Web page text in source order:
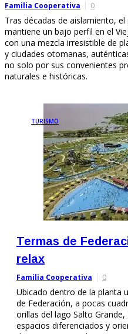
Familia Cooperativa 0
Tras décadas de aislamiento,
mantiene un bajo perfil en el
con una mezcla irresistible de
y ciudades otomanas,
no solo por sus convenientes
naturales e históricas.
TURISMO
Termas de
relax
Familia Cooperativa 0
Ubicado dentro de la planta
de Federación, a pocas
orillas del lago Salto
espacios diferenciados y